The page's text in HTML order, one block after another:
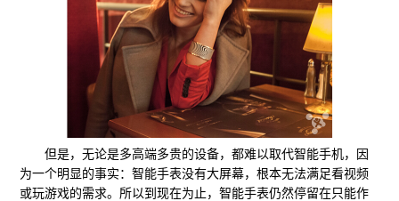
但是，无论是多高端多贵的设备，都难以取代智能手机，因
为一个明显的事实：智能手表没有大屏幕，根本无法满足看视频
或玩游戏的需求。所以到现在为止，智能手表仍然停留在只能作